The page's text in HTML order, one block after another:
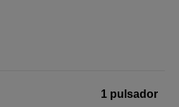
1 pulsador